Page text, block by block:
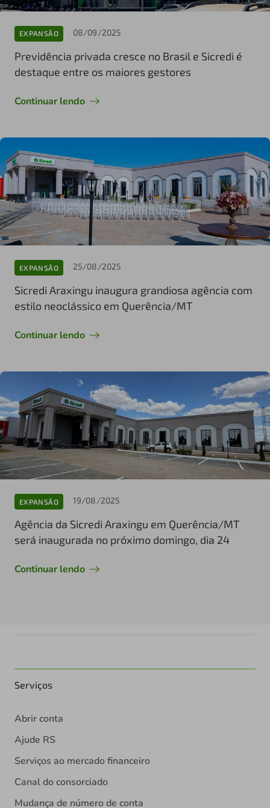
EXPANSÃO 08/09/2025
Previdência privada cresce no Brasil e Sicredi é
destaque entre os maiores gestores
Continuar lendo
EXPANSÃO 25/08/2025
Sicredi Araxingu inaugura grandiosa agência com
estilo neoclássico em Querência/MT
Continuar lendo
EXPANSÃO 19/08/2025
Agência da Sicredi Araxingu em Querência/MT
será inaugurada no próximo domingo, dia 24
Continuar lendo
Serviços
Abrir conta
Ajude RS
Serviços ao mercado financeiro
Canal do consorciado
Mudança de número de conta